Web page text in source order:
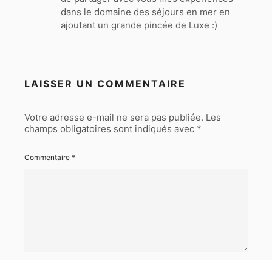
dans le domaine des séjours en mer en
ajoutant un grande pincée de Luxe :)
LAISSER UN COMMENTAIRE
Votre adresse e-mail ne sera pas publiée. Les
champs obligatoires sont indiqués avec *
Commentaire *